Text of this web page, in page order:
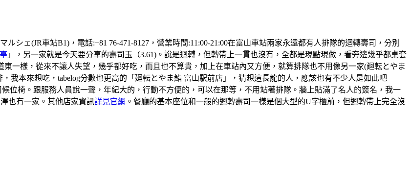
ルシェ(JR車站B1)，電話:+81 76-471-8127，營業時間:11:00-21:00在富山車站兩家永遠都有人排隊的迴轉壽司，分別
」，另一家就是今天要分享的壽司玉（3.61)。說是迴𨍭，但轉帶上一貫也沒有，全都是現點現做，看旁邊幾乎都桌套
一樣，從來不讓人失望，幾乎都好吃，而且也不算貴，加上在車站內又方便，就算排隊也不用像另一家(廻転とやま
我本來想吃，tabelog分數也更高的「廻転とやま鮨 富山駅前店」，猜想這長龍的人，應該也有不少人是如此吧
位椅。跟服務人員說一聲，年紀大的，行動不方便的，可以在那等，不用站著排隊。牆上貼滿了名人的簽名，我一
也有一家。其他店家資訊詳見官網 。餐廳的基本座位和一般的迴轉壽司一樣是個大型的U字櫃前，但迴轉帶上完全沒